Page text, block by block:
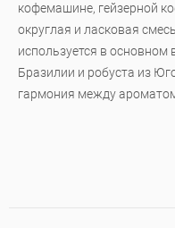
кофемашине, гейзерной
округлая и ласковая
используется в основном
Бразилии и робуста из
гармония между